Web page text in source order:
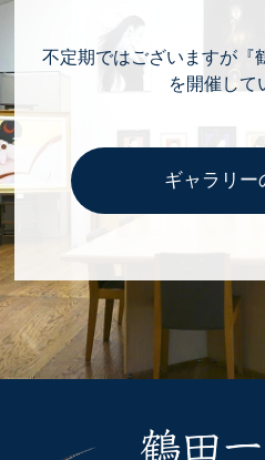
不定期ではございますが『
を開催して
ギャラリー